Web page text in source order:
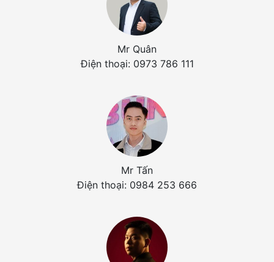
Mr Quân
Điện thoại: 0973 786 111
Mr Tấn
Điện thoại: 0984 253 666